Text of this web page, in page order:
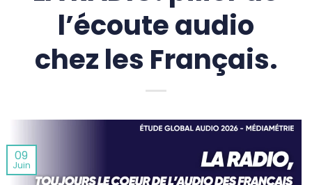
l’écoute audio
chez les Français.
09
Juin